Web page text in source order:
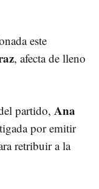
este
, afecta de lleno
partido, Ana
por emitir
retribuir a la